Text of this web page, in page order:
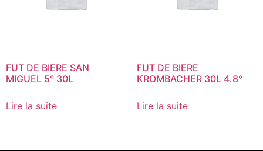
FUT DE BIERE SAN
MIGUEL 5° 30L
Lire la suite
FUT DE BIERE
KROMBACHER 30L 4.8°
Lire la suite